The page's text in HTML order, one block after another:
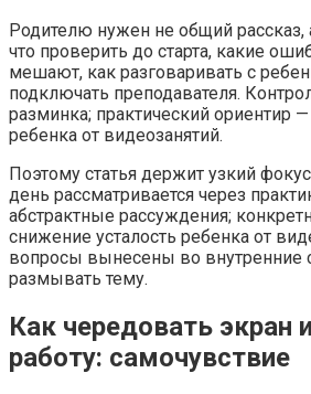
Родителю нужен не общий рассказ,
что проверить до старта, какие
мешают, как разговаривать с
подключать преподавателя.
разминка; практический ориентир
ребенка от видеозанятий.
Поэтому статья держит узкий
день рассматривается через
абстрактные рассуждения;
снижение усталость ребенка от
вопросы вынесены во внутренние
размывать тему.
Как чередовать
работу: самочувствие